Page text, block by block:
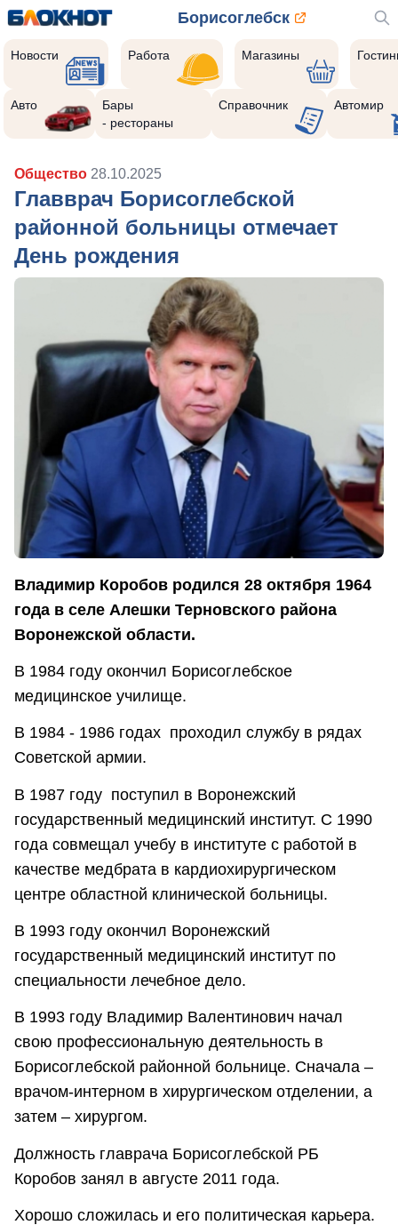
Борисоглебск
Новости Работа Магазины
Авто
Бары
- рестораны
Справочник Автомир
Общество 28.10.2025
Главврач Борисоглебской
районной больницы отмечает
День рождения
Владимир Коробов родился 28 октября 1964
года в селе Алешки Терновского района
Воронежской области.
В 1984 году окончил Борисоглебское
медицинское училище.
В 1984 - 1986 годах проходил службу в рядах
Советской армии.
В 1987 году поступил в Воронежский
государственный медицинский институт. С 1990
года совмещал учебу в институте с работой в
качестве медбрата в кардиохирургическом
центре областной клинической больницы.
В 1993 году окончил Воронежский
государственный медицинский институт по
специальности лечебное дело.
В 1993 году Владимир Валентинович начал
свою профессиональную деятельность в
Борисоглебской районной больнице. Сначала –
врачом-интерном в хирургическом отделении, а
затем – хирургом.
Должность главрача Борисоглебской РБ
Коробов занял в августе 2011 года.
Хорошо сложилась и его политическая карьера.